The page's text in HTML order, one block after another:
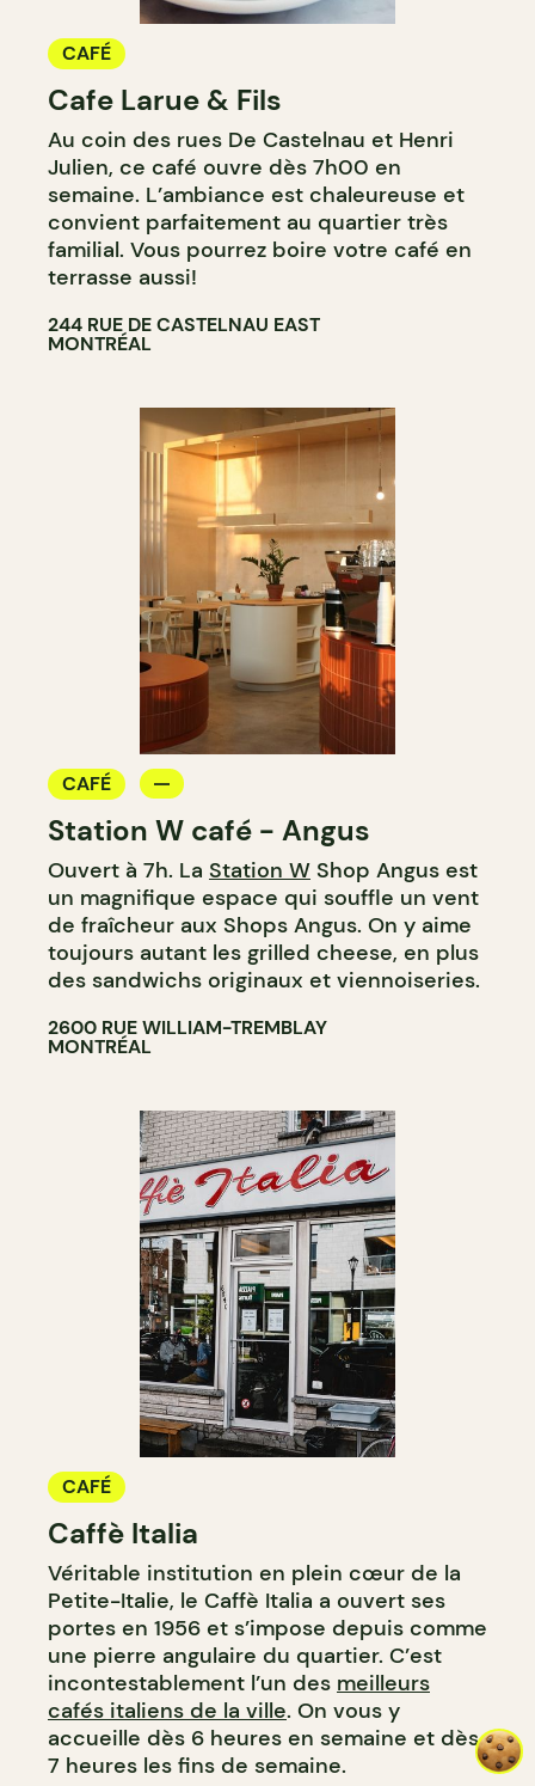
CAFÉ
Cafe Larue & Fils
Au coin des rues De Castelnau et Henri
Julien, ce café ouvre dès 7h00 en
semaine. L’ambiance est chaleureuse et
convient parfaitement au quartier très
familial. Vous pourrez boire votre café en
terrasse aussi!
244 RUE DE CASTELNAU EAST
MONTRÉAL
CAFÉ
Station W café - Angus
Ouvert à 7h. La Station W Shop Angus est
un magnifique espace qui souffle un vent
de fraîcheur aux Shops Angus. On y aime
toujours autant les grilled cheese, en plus
des sandwichs originaux et viennoiseries.
2600 RUE WILLIAM-TREMBLAY
MONTRÉAL
CAFÉ
Caffè Italia
Véritable institution en plein cœur de la
Petite-Italie, le Caffè Italia a ouvert ses
portes en 1956 et s’impose depuis comme
une pierre angulaire du quartier. C’est
incontestablement l’un des meilleurs
cafés italiens de la ville. On vous y
accueille dès 6 heures en semaine et dès
7 heures les fins de semaine.